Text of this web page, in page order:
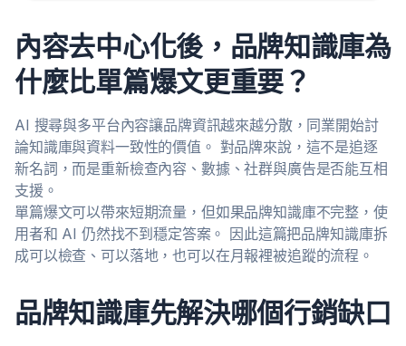
內容去中心化後，品牌知識庫為
什麼比單篇爆文更重要？
AI 搜尋與多平台內容讓品牌資訊越來越分散，同業開始討
論知識庫與資料一致性的價值。 對品牌來說，這不是追逐
新名詞，而是重新檢查內容、數據、社群與廣告是否能互相
支援。
單篇爆文可以帶來短期流量，但如果品牌知識庫不完整，使
用者和 AI 仍然找不到穩定答案。 因此這篇把品牌知識庫拆
成可以檢查、可以落地，也可以在月報裡被追蹤的流程。
品牌知識庫先解決哪個行銷缺口